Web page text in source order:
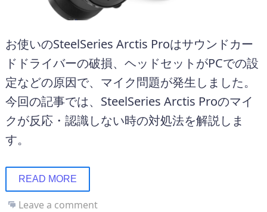
お使いのSteelSeries Arctis Proはサウンドカー
ドドライバーの破損、ヘッドセットがPCでの設
定などの原因で、マイク問題が発生しました。
今回の記事では、SteelSeries Arctis Proのマイ
クが反応・認識しない時の対処法を解説しま
す。
READ MORE
Leave a comment